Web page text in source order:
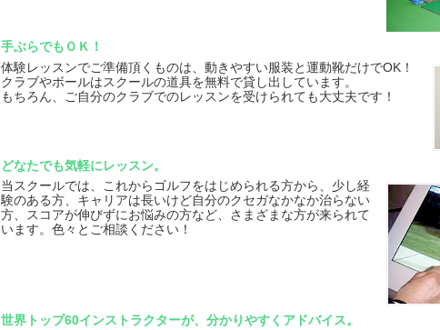
手ぶらでもＯＫ！
体験レッスンでご準備頂くものは、動きやすい服装と運動靴だけでOK！
クラブやボールはスクールの道具を無料で貸し出しています。
もちろん、ご自分のクラブでのレッスンを受けられても大丈夫です！
どなたでも気軽にレッスン。
当スクールでは、これからゴルフをはじめられる方から、少し経
験のある方、キャリアは長いけど自分のクセガなかなか治らない
方、スコアが伸びずにお悩みの方など、さまざまな方が来られて
います。色々とご相談ください！
世界トップ60インストラクターが、分かりやすくアドバイス。